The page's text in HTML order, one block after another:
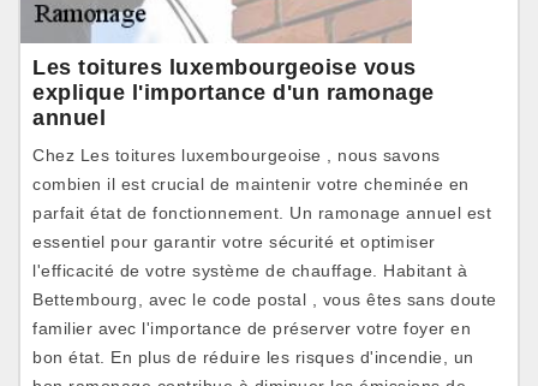
Les toitures luxembourgeoise vous
explique l'importance d'un ramonage
annuel
Chez Les toitures luxembourgeoise , nous savons
combien il est crucial de maintenir votre cheminée en
parfait état de fonctionnement. Un ramonage annuel est
essentiel pour garantir votre sécurité et optimiser
l'efficacité de votre système de chauffage. Habitant à
Bettembourg, avec le code postal , vous êtes sans doute
familier avec l'importance de préserver votre foyer en
bon état. En plus de réduire les risques d'incendie, un